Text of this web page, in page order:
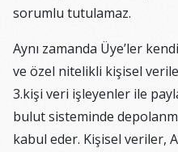
sorumlu tutulamaz.
Aynı zamanda Üye’ler
ve özel nitelikli kişisel
3.kişi veri işleyenler ile
bulut sisteminde
kabul eder. Kişisel veriler,